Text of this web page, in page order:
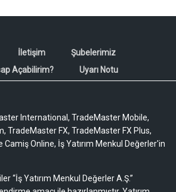
İletişim
Şubelerimiz
Açabilirim?
Uyarı Notu
International, TradeMaster Mobile,
TradeMaster FX, TradeMaster FX Plus,
Camiş Online, İş Yatırım Menkul Değerler'in
“İş Yatırım Menkul Değerler A.Ş.”